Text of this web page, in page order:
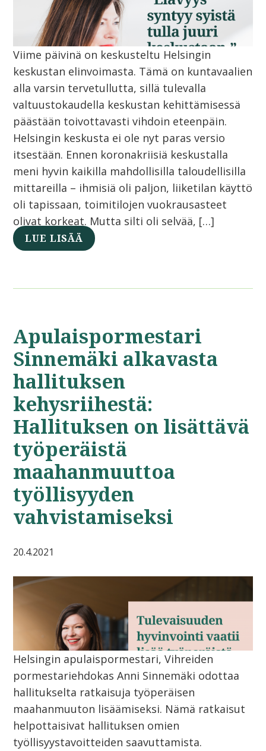
Viime päivinä on keskusteltu Helsingin
keskustan elinvoimasta. Tämä on kuntavaalien
alla varsin tervetullutta, sillä tulevalla
valtuustokaudella keskustan kehittämisessä
päästään toivottavasti vihdoin eteenpäin.
Helsingin keskusta ei ole nyt paras versio
itsestään. Ennen koronakriisiä keskustalla
meni hyvin kaikilla mahdollisilla taloudellisilla
mittareilla – ihmisiä oli paljon, liiketilan käyttö
oli tapissaan, toimitilojen vuokrausasteet
olivat korkeat. Mutta silti oli selvää, […]
LUE LISÄÄ
Apulaispormestari
Sinnemäki alkavasta
hallituksen
kehysriihestä:
Hallituksen on lisättävä
työperäistä
maahanmuuttoa
työllisyyden
vahvistamiseksi
20.4.2021
Helsingin apulaispormestari, Vihreiden
pormestariehdokas Anni Sinnemäki odottaa
hallitukselta ratkaisuja työperäisen
maahanmuuton lisäämiseksi. Nämä ratkaisut
helpottaisivat hallituksen omien
työllisyystavoitteiden saavuttamista.